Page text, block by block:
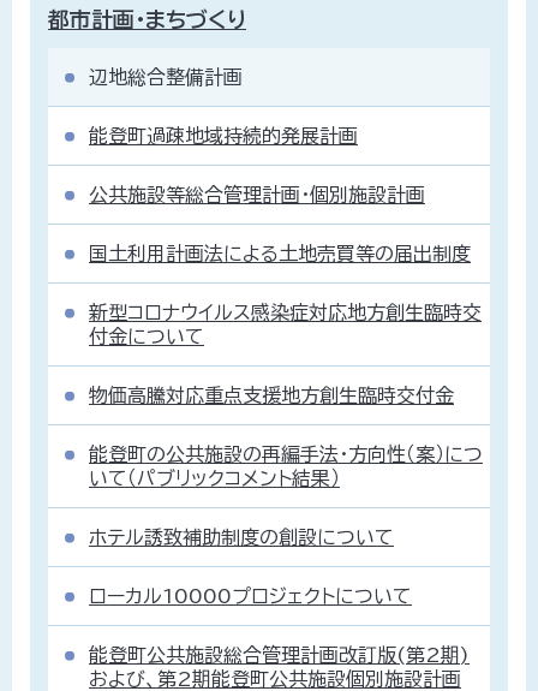
都市計画・まちづくり
辺地総合整備計画
能登町過疎地域持続的発展計画
公共施設等総合管理計画・個別施設計画
国土利用計画法による土地売買等の届出制度
新型コロナウイルス感染症対応地方創生臨時交
付金について
物価高騰対応重点支援地方創生臨時交付金
能登町の公共施設の再編手法・方向性（案）につ
いて（パブリックコメント結果）
ホテル誘致補助制度の創設について
ローカル10000プロジェクトについて
能登町公共施設総合管理計画改訂版(第2期)
および、第2期能登町公共施設個別施設計画